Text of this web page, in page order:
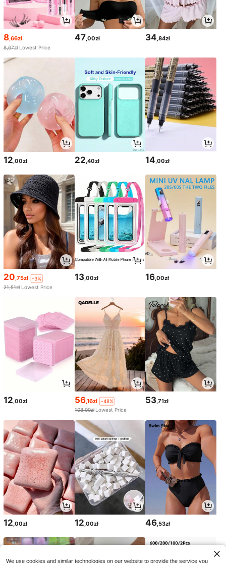
8 ,66zł
8,67zł Lowest Price
47 ,00zł 34 ,84zł
12,00zł 22,40zł 14,00zł
20,75zł
-3%
21,51zł Lowest Price
13,00zł 16,00zł
12 ,00zł 56,16zł
-48%
108,00zł Lowest Price
53 ,71zł
12 ,00zł 12 ,00zł 46 ,53zł
We use cookies and similar technologies on our website to provide the service you